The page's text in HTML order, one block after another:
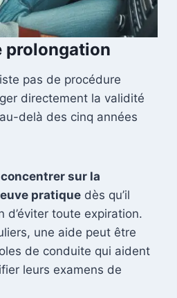
prolongation
pas de procédure
directement la validité
delà des cinq années
sur la
pratiquedès qu’il
d’éviter toute expiration.
une aide peut être
de conduite qui aident
leurs examens de